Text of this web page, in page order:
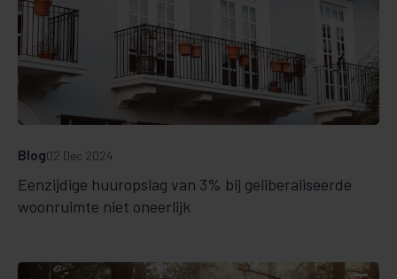
Eenzijdige huuropslag van 3% bij geliberaliseerde
woonruimte niet oneerlijk
Blog02 Dec 2024